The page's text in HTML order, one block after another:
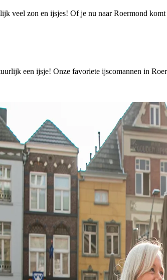
veel zon en ijsjes! Of je nu naar Roermond
een ijsje! Onze favoriete ijscomannen in